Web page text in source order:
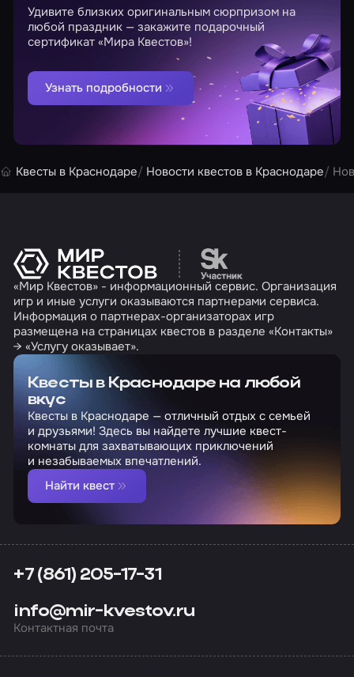
Удивите близких оригинальным сюрпризом на
любой праздник — закажите подарочный
сертификат «Мира Квестов»!
Узнать подробности
Квесты в Краснодаре Новости квестов в Краснодаре
Перейти на сайт
«Мир Квестов» - информационный сервис. Организация
игр и иные услуги оказываются партнерами сервиса.
Информация о партнерах-организаторах игр
размещена на страницах квестов в разделе «Контакты»
→ «Услугу оказывает».
Квесты в Краснодаре на любой
вкус
Квесты в Краснодаре — отличный отдых с семьей
и друзьями! Здесь вы найдете лучшие квест-
комнаты для захватывающих приключений
и незабываемых впечатлений.
Найти квест
+7 (861) 205-17-31
info@mir-kvestov.ru
Контактная почта